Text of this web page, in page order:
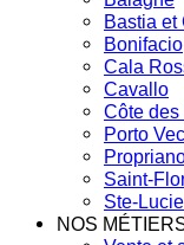
Bastia et
Bonifacio
Cala
Cavallo
Côte des
Porto
Saint-
Ste-
NOS